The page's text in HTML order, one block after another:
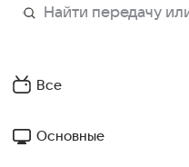
Все
Основные